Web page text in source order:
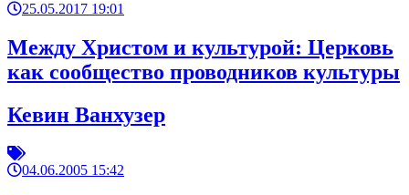
25.05.2017 19:01
Между Христом и культурой: Церковь
как сообщество проводников культуры
Кевин Ванхузер
04.06.2005 15:42